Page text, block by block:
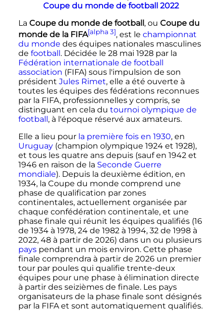
Coupe du monde de football 2022
La Coupe du monde de football, ou Coupe du
monde de la FIFA[alpha 3], est le championnat
du monde des équipes nationales masculines
de football. Décidée le 28 mai 1928 par la
Fédération internationale de football
association (FIFA) sous l'impulsion de son
président Jules Rimet, elle a été ouverte à
toutes les équipes des fédérations reconnues
par la FIFA, professionnelles y compris, se
distinguant en cela du tournoi olympique de
football, à l'époque réservé aux amateurs.
Elle a lieu pour la première fois en 1930, en
Uruguay(champion olympique 1924 et 1928),
et tous les quatre ans depuis (sauf en 1942 et
1946 en raison de la Seconde Guerre
mondiale). Depuis la deuxième édition, en
1934, la Coupe du monde comprend une
phase de qualification par zones
continentales, actuellement organisée par
chaque confédération continentale, et une
phase finale qui réunit les équipes qualifiés (16
de 1934 à 1978, 24 de 1982 à 1994, 32 de 1998 à
2022, 48 à partir de 2026) dans un ou plusieurs
payspendant un mois environ. Cette phase
finale comprendra à partir de 2026 un premier
tour par poules qui qualifie trente-deux
équipes pour une phase à élimination directe
à partir des seizièmes de finale. Les pays
organisateurs de la phase finale sont désignés
par la FIFA et sont automatiquement qualifiés.